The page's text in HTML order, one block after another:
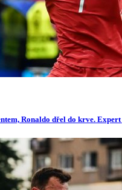
Ronaldo dřel do krve.